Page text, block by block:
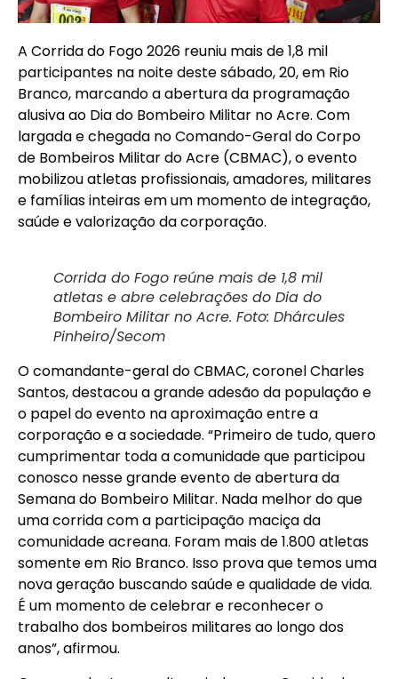
A Corrida do Fogo 2026 reuniu mais de 1,8 mil
participantes na noite deste sábado, 20, em Rio
Branco, marcando a abertura da programação
alusiva ao Dia do Bombeiro Militar no Acre. Com
largada e chegada no Comando-Geral do Corpo
de Bombeiros Militar do Acre (CBMAC), o evento
mobilizou atletas profissionais, amadores, militares
e famílias inteiras em um momento de integração,
saúde e valorização da corporação.
Corrida do Fogo reúne mais de 1,8 mil
atletas e abre celebrações do Dia do
Bombeiro Militar no Acre. Foto: Dhárcules
Pinheiro/Secom
O comandante-geral do CBMAC, coronel Charles
Santos, destacou a grande adesão da população e
o papel do evento na aproximação entre a
corporação e a sociedade. “Primeiro de tudo, quero
cumprimentar toda a comunidade que participou
conosco nesse grande evento de abertura da
Semana do Bombeiro Militar. Nada melhor do que
uma corrida com a participação maciça da
comunidade acreana. Foram mais de 1.800 atletas
somente em Rio Branco. Isso prova que temos uma
nova geração buscando saúde e qualidade de vida.
É um momento de celebrar e reconhecer o
trabalho dos bombeiros militares ao longo dos
anos”, afirmou.